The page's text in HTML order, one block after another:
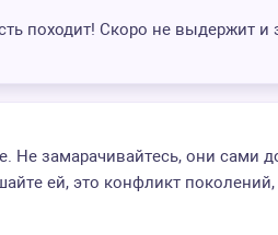
походит! Скоро не выдержит и
Не замарачивайтесь, они сами
ей, это конфликт